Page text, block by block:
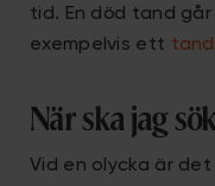
tid. En död tand
exempelvis ett
När ska jag
Vid en olycka är